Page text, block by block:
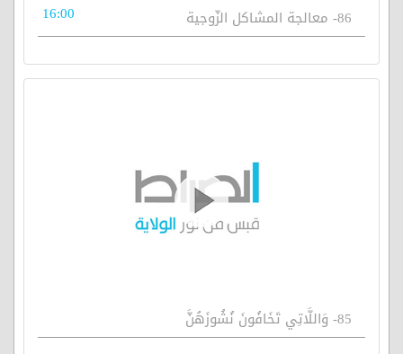
86- معالجة المشاكل الزّوجية 16:00
85- وَاللَّاتِي تَخَافُونَ نُشُوزَهُنَّ